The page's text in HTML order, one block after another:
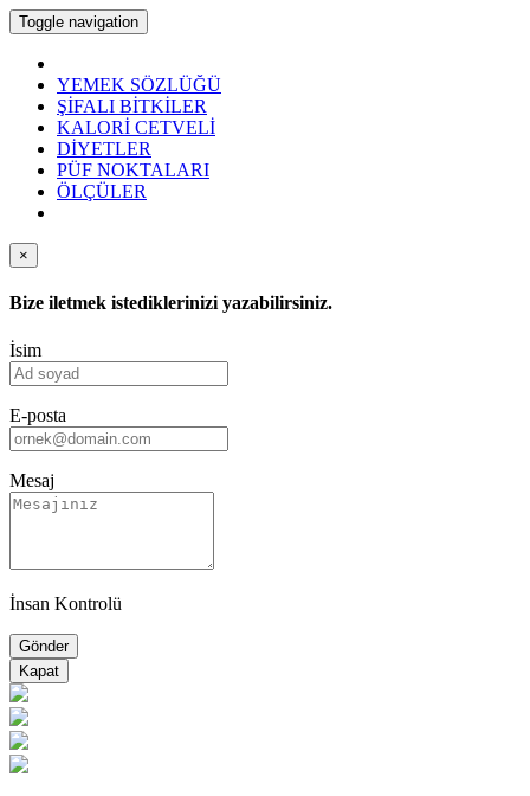
Toggle navigation
YEMEK SÖZLÜĞÜ
ŞİFALI BİTKİLER
KALORİ CETVELİ
DİYETLER
PÜF NOKTALARI
ÖLÇÜLER
×
Bize iletmek istediklerinizi yazabilirsiniz.
İsim
E-posta
Mesaj
İnsan Kontrolü
Kapat